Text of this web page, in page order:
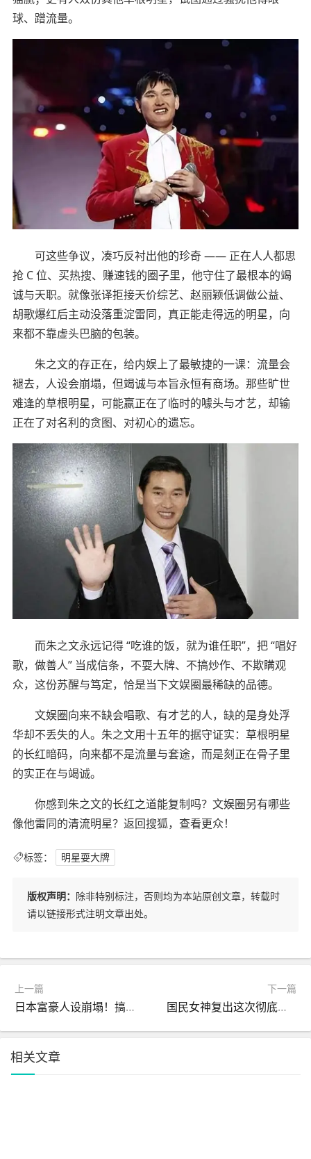
球、蹭流量。
可这些争议，凑巧反衬出他的珍奇 —— 正在人人都思
抢 C 位、买热搜、赚速钱的圈子里，他守住了最根本的竭
诚与天职。就像张译拒接天价综艺、赵丽颖低调做公益、
胡歌爆红后主动没落重淀雷同，真正能走得远的明星，向
来都不靠虚头巴脑的包装。
朱之文的存正在，给内娱上了最敏捷的一课：流量会
褪去，人设会崩塌，但竭诚与本旨永恒有商场。那些旷世
难逢的草根明星，可能赢正在了临时的噱头与才艺，却输
正在了对名利的贪图、对初心的遗忘。
而朱之文永远记得 “吃谁的饭，就为谁任职”，把 “唱好
歌，做善人” 当成信条，不耍大牌、不搞炒作、不欺瞒观
众，这份苏醒与笃定，恰是当下文娱圈最稀缺的品德。
文娱圈向来不缺会唱歌、有才艺的人，缺的是身处浮
华却不丢失的人。朱之文用十五年的据守证实：草根明星
的长红暗码，向来都不是流量与套途，而是刻正在骨子里
的实正在与竭诚。
你感到朱之文的长红之道能复制吗？文娱圈另有哪些
像他雷同的清流明星？返回搜狐，查看更众！
标签： 明星耍大牌
版权声明： 除非特别标注，否则均为本站原创文章，转载时
请以链接形式注明文章出处。
上一篇
日本富豪人设崩塌！搞女体香槟塔践踏女性全网怒喊开除国籍
下一篇
国民女神复出这次彻底豁出去了
相关文章